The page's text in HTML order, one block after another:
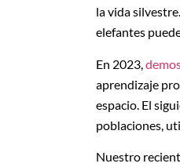
la vida
elefantes
En 2023,
aprendizaje
espacio. El
poblaciones,
Nuestro